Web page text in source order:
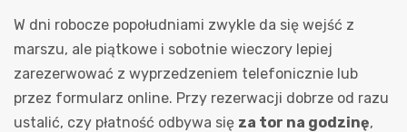
W dni robocze popołudniami zwykle da się wejść z
marszu, ale piątkowe i sobotnie wieczory lepiej
zarezerwować z wyprzedzeniem telefonicznie lub
przez formularz online. Przy rezerwacji dobrze od razu
ustalić, czy płatność odbywa się za tor na godzinę,